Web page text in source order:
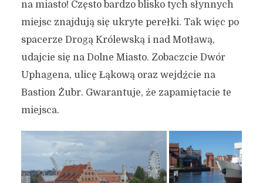
na miasto! Często bardzo blisko tych słynnych
miejsc znajdują się ukryte perełki. Tak więc po
spacerze Drogą Królewską i nad Motławą,
udajcie się na Dolne Miasto. Zobaczcie Dwór
Uphagena, ulicę Łąkową oraz wejdźcie na
Bastion Żubr. Gwarantuje, że zapamiętacie te
miejsca.